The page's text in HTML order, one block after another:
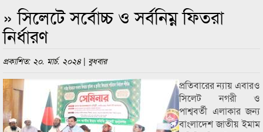
নামলেন ব্যবসায়ীরা
» সিলেটে সর্বোচ্চ ও সর্বনিম্ন ফিতরা
নির্ধারণ
প্রকাশিত: ২০. মার্চ. ২০২৪ | বুধবার
প্রতিবারের ন্যায় এবারও
সিলেট নগরী ও
পাশ্ববর্তী এলাকার জন্য
বাংলাদেশ জাতীয় ইমাম